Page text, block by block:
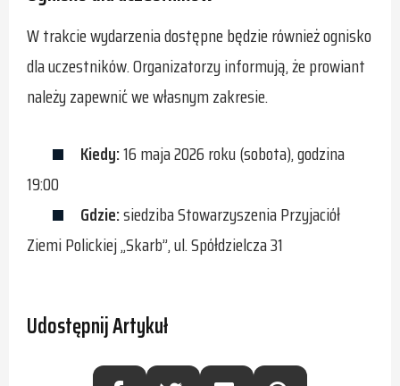
W trakcie wydarzenia dostępne będzie również ognisko
dla uczestników. Organizatorzy informują, że prowiant
należy zapewnić we własnym zakresie.
Kiedy:16 maja 2026 roku (sobota), godzina
19:00
Gdzie:siedziba Stowarzyszenia Przyjaciół
Ziemi Polickiej „Skarb”, ul. Spółdzielcza 31
Udostępnij Artykuł